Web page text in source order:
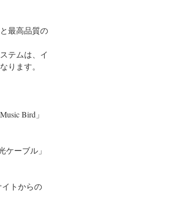
最高品質の
テムは、イ
ります。
Bird」
ーブル」
イトからの